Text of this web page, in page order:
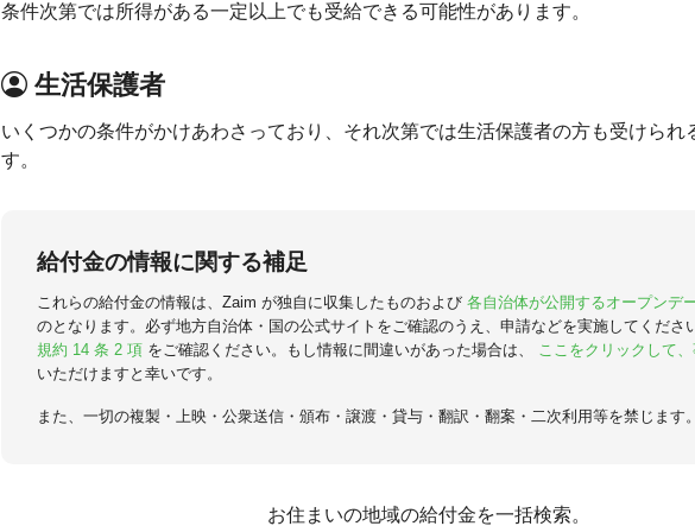
条件次第では所得がある一定以上でも受給できる可能性があります。
生活保護者
いくつかの条件がかけあわさっており、それ次第では生活保護者の方も受けられ
す。
給付金の情報に関する補足
これらの給付金の情報は、Zaim が独自に収集したものおよび 各自治体が公開するオープンデ
のとなります。必ず地方自治体・国の公式サイトをご確認のうえ、申請などを実施してくださ
規約 14 条 2 項 をご確認ください。もし情報に間違いがあった場合は、
ここをクリックして
いただけますと幸いです。
また、一切の複製・上映・公衆送信・頒布・譲渡・貸与・翻訳・翻案・二次利用等を禁じます
お住まいの地域の給付金を一括検索。